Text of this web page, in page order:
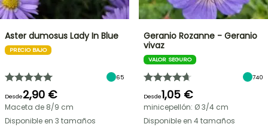
Aster dumosus Lady In Blue
PRECIO BAJO
65
Desde2,90 €
Maceta de 8/9 cm
Disponible en 3 tamaños
Geranio Rozanne - Geranio
vivaz
VALOR SEGURO
740
Desde1,05 €
minicepellón: Ø 3/4 cm
Disponible en 4 tamaños